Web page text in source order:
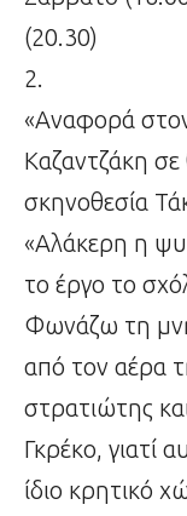
(20.30)
2.
«Αναφορά
Καζαντζάκη
σκηνοθεσία
«Αλάκερη η
το έργο το
Φωνάζω τη
από τον αέρα
στρατιώτης
Γκρέκο, γιατί
ίδιο κρητικό